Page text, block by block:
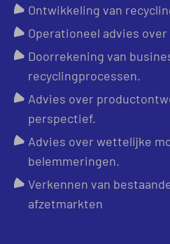
Ontwikkeling van
Operationeel advies
Doorrekening van
recyclingprocessen.
Advies over
perspectief.
Advies over wettelijke
belemmeringen.
Verkennen van
afzetmarkten